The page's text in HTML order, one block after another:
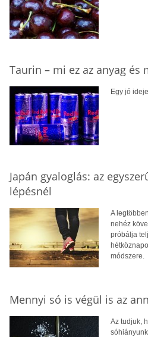
Taurin – mi ez az anyag és
Egy jó
Japán gyaloglás: az
lépésnél
A
nehéz
próbálja
módszere.
Mennyi só is végül is az
Az tudjuk,